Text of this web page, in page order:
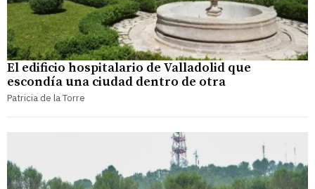
El edificio hospitalario de Valladolid que
escondía una ciudad dentro de otra
Patricia de la Torre